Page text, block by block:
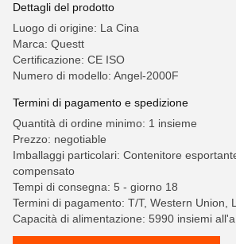
Dettagli del prodotto
Luogo di origine: La Cina
Marca: Questt
Certificazione: CE ISO
Numero di modello: Angel-2000F
Termini di pagamento e spedizione
Quantità di ordine minimo: 1 insieme
Prezzo: negotiable
Imballaggi particolari: Contenitore
compensato
Tempi di consegna: 5 - giorno 18
Termini di pagamento: T/T, Western Union,
Capacità di alimentazione: 5990 insiemi